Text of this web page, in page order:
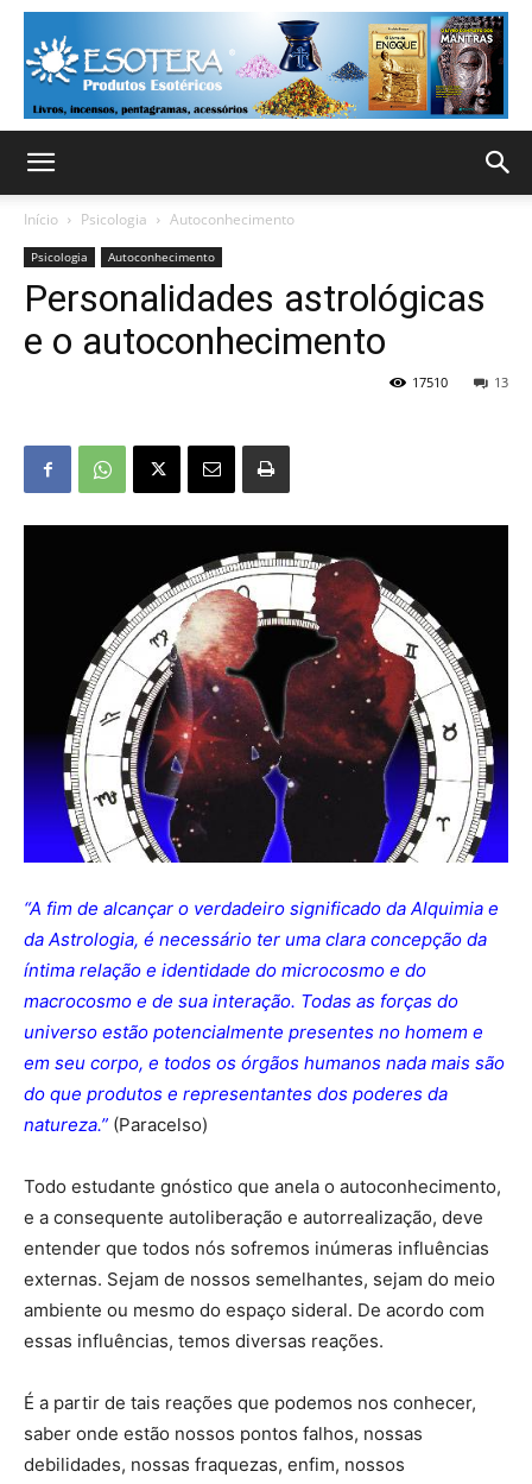
Início Psicologia Autoconhecimento
Psicologia Autoconhecimento
Personalidades astrológicas
e o autoconhecimento
13
17510
“A fim de alcançar o verdadeiro significado da Alquimia e
da Astrologia, é necessário ter uma clara concepção da
íntima relação e identidade do microcosmo e do
macrocosmo e de sua interação. Todas as forças do
universo estão potencialmente presentes no homem e
em seu corpo, e todos os órgãos humanos nada mais são
do que produtos e representantes dos poderes da
natureza.” (Paracelso)
Todo estudante gnóstico que anela o autoconhecimento,
e a consequente autoliberação e autorrealização, deve
entender que todos nós sofremos inúmeras influências
externas. Sejam de nossos semelhantes, sejam do meio
ambiente ou mesmo do espaço sideral. De acordo com
essas influências, temos diversas reações.
É a partir de tais reações que podemos nos conhecer,
saber onde estão nossos pontos falhos, nossas
debilidades, nossas fraquezas, enfim, nossos